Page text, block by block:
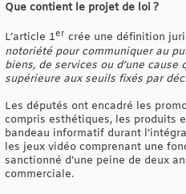
Que contient le projet de loi ?
L’article 1er crée une définition
notoriété pour communiquer au
biens, de services ou d’une
supérieure aux seuils fixés par
Les députés ont encadré les
compris esthétiques, les produits
bandeau informatif durant
les jeux vidéo comprenant une
sanctionné d’une peine de deux
commerciale.